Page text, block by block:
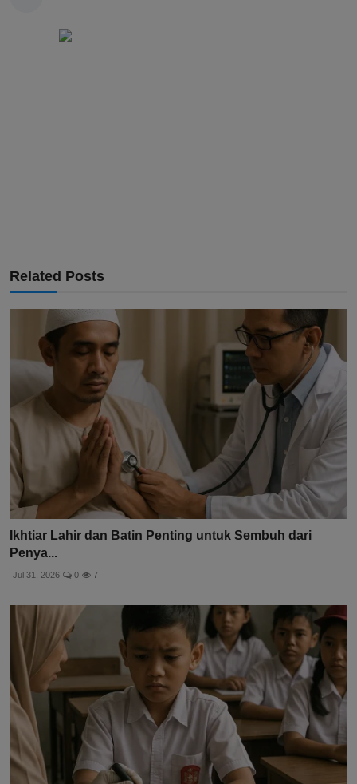
Related Posts
Ikhtiar Lahir dan Batin Penting untuk Sembuh dari
Penya...
Jul 31, 2026 0 7